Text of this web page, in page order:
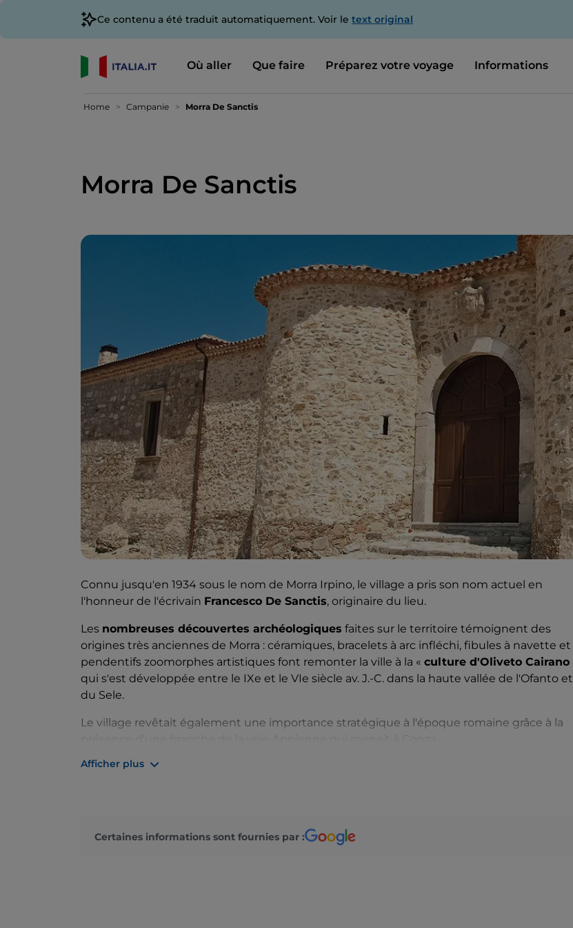
Ce contenu a été traduit automatiquement. Voir le text original
Où aller Que faire Préparez votre voyage Informations
Home Campanie Morra De Sanctis
Morra De Sanctis
Connu jusqu'en 1934 sous le nom de Morra Irpino, le village a pris son nom actuel en
l'honneur de l'écrivain Francesco De Sanctis, originaire du lieu.
Les nombreuses découvertes archéologiques faites sur le territoire témoignent des
origines très anciennes de Morra : céramiques, bracelets à arc infléchi, fibules à navette et
pendentifs zoomorphes artistiques font remonter la ville à la « culture d'Oliveto Cairano
qui s'est développée entre le IXe et le VIe siècle av. J.-C. dans la haute vallée de l'Ofanto et
du Sele.
Le village revêtait également une importance stratégique à l'époque romaine grâce à la
Au IXe siècle, le village était une garnison fortifiée entre les deux principautés lombardes
a touché le village sans causer de dommages et a enflammé la
des habitants pour San Rocco. Même en 1837, le choléra n'a pas fait de victimes, tandis
Afficher plus
Certaines informations sont fournies par :